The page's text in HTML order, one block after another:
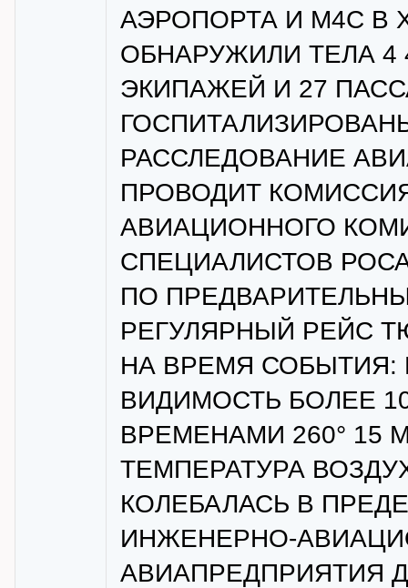
АЭРОПОРТА И М4С В
ОБНАРУЖИЛИ ТЕЛА 4
ЭКИПАЖЕЙ И 27
РАССЛЕДОВАНИЕ
ПРОВОДИТ
АВИАЦИОННОГО
СПЕЦИАЛИСТОВ
ПО
РЕГУЛЯРНЫЙ РЕЙС
НА ВРЕМЯ СОБЫТИЯ:
ВИДИМОСТЬ БОЛЕЕ
ВРЕМЕНАМИ 260° 15
ТЕМПЕРАТУРА
КОЛЕБАЛАСЬ В
ИНЖЕНЕРНО-
АВИАПРЕДПРИЯТИЯ